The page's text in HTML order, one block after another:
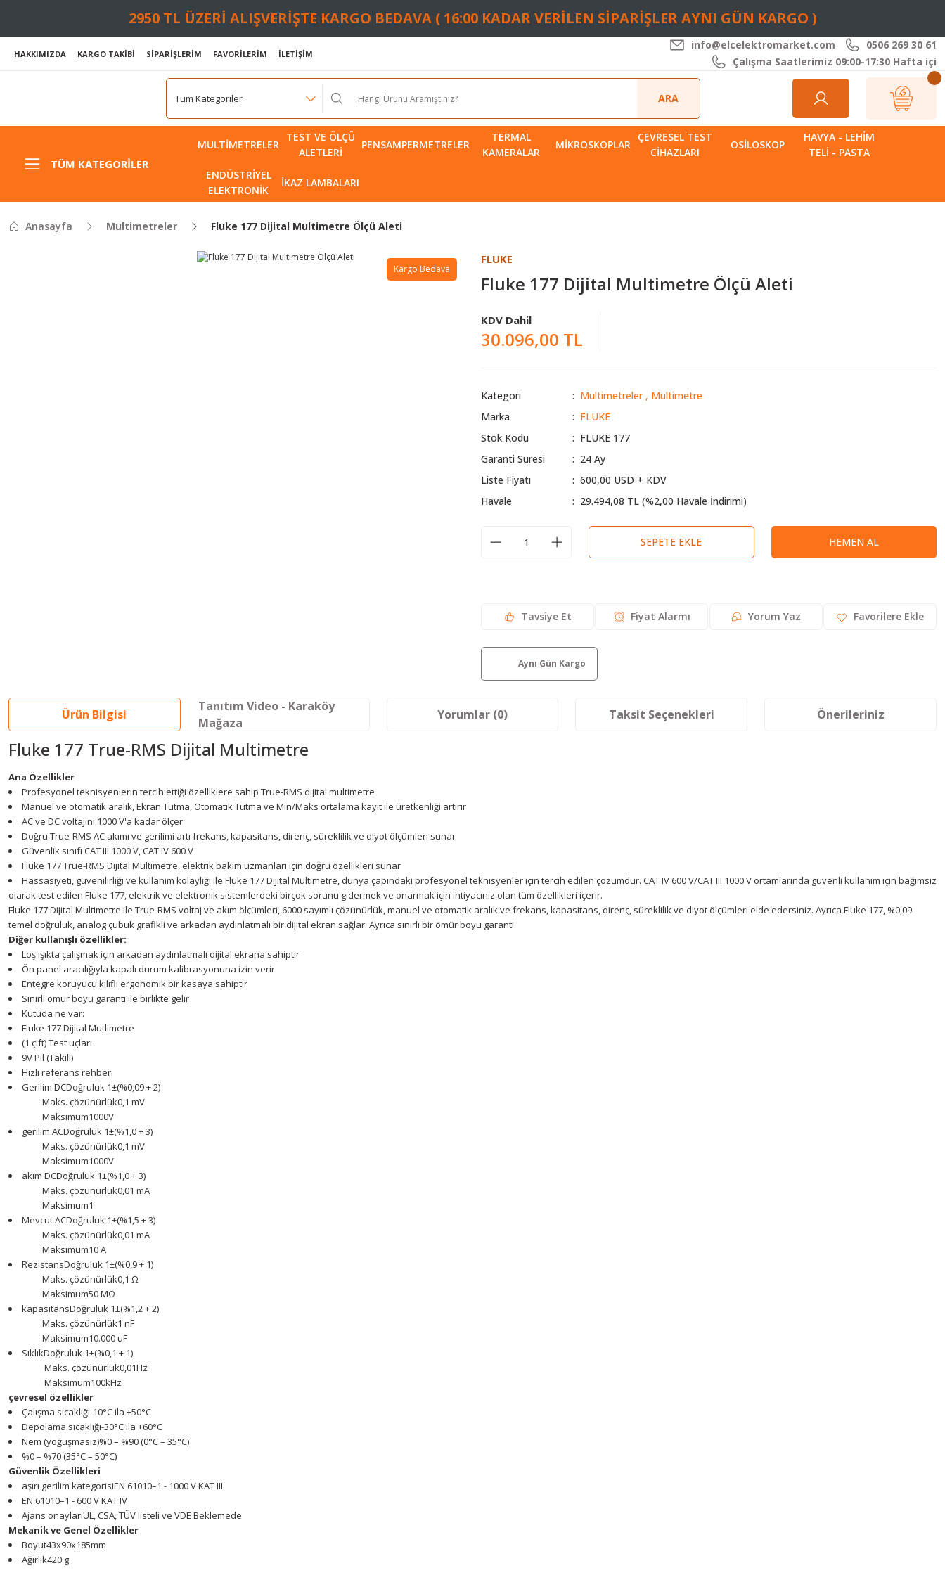
2950 TL ÜZERİ ALIŞVERİŞTE KARGO BEDAVA ( 16:00 KADAR VERİLEN SİPARİŞLER AYNI GÜN KARGO )
HAKKIMIZDA KARGO TAKİBİ SİPARİŞLERİM FAVORİLERİM İLETİŞİM
info@elcelektromarket.com
0506 269 30 61
Çalışma Saatlerimiz 09:00-17:30 Hafta içi
ARA
TÜM KATEGORILER
MULTIMETRELER
TEST VE ÖLÇÜ
ALETLERI
PENSAMPERMETRELER
TERMAL
KAMERALAR
MIKROSKOPLAR
ÇEVRESEL TEST
CIHAZLARI
OSILOSKOP
HAVYA - LEHIM
TELI - PASTA
ENDÜSTRIYEL
ELEKTRONIK
İKAZ LAMBALARI
Anasayfa Multimetreler Fluke 177 Dijital Multimetre Ölçü Aleti
Kargo Bedava
FLUKE
Fluke 177 Dijital Multimetre Ölçü Aleti
KDV Dahil
30.096,00 TL
Kategori Multimetreler , Multimetre
Marka
FLUKE
Stok Kodu
FLUKE 177
Garanti Süresi
24 Ay
Liste Fiyatı
600,00 USD + KDV
Havale
29.494,08 TL (%2,00 Havale İndirimi)
SEPETE EKLE HEMEN AL
Tavsiye Et Fiyat Alarmı Yorum Yaz
Aynı Gün Kargo
Ürün Bilgisi
Tanıtım Video - Karaköy
Mağaza
Yorumlar (0) Taksit Seçenekleri Önerileriniz
Fluke 177 True-RMS Dijital Multimetre
Ana Özellikler
Profesyonel teknisyenlerin tercih ettiği özelliklere sahip True-RMS dijital multimetre
Manuel ve otomatik aralık, Ekran Tutma, Otomatik Tutma ve Min/Maks ortalama kayıt ile üretkenliği artırır
AC ve DC voltajını 1000 V'a kadar ölçer
Doğru True-RMS AC akımı ve gerilimi artı frekans, kapasitans, direnç, süreklilik ve diyot ölçümleri sunar
Güvenlik sınıfı CAT III 1000 V, CAT IV 600 V
Fluke 177 True-RMS Dijital Multimetre, elektrik bakım uzmanları için doğru özellikleri sunar
Hassasiyeti, güvenilirliği ve kullanım kolaylığı ile Fluke 177 Dijital Multimetre, dünya çapındaki profesyonel teknisyenler için tercih edilen çözümdür. CAT IV 600 V/CAT III 1000 V ortamlarında güvenli kullanım için bağımsız
olarak test edilen Fluke 177, elektrik ve elektronik sistemlerdeki birçok sorunu gidermek ve onarmak için ihtiyacınız olan tüm özellikleri içerir.
Fluke 177 Dijital Multimetre ile True-RMS voltaj ve akım ölçümleri, 6000 sayımlı çözünürlük, manuel ve otomatik aralık ve frekans, kapasitans, direnç, süreklilik ve diyot ölçümleri elde edersiniz. Ayrıca Fluke 177, %0,09
temel doğruluk, analog çubuk grafikli ve arkadan aydınlatmalı bir dijital ekran sağlar. Ayrıca sınırlı bir ömür boyu garanti.
Diğer kullanışlı özellikler:
Loş ışıkta çalışmak için arkadan aydınlatmalı dijital ekrana sahiptir
Ön panel aracılığıyla kapalı durum kalibrasyonuna izin verir
Entegre koruyucu kılıflı ergonomik bir kasaya sahiptir
Sınırlı ömür boyu garanti ile birlikte gelir
Kutuda ne var:
Fluke 177 Dijital Mutlimetre
(1 çift) Test uçları
9V Pil (Takılı)
Hızlı referans rehberi
Gerilim DCDoğruluk 1±(%0,09 + 2)
Maks. çözünürlük0,1 mV
Maksimum1000V
gerilim ACDoğruluk 1±(%1,0 + 3)
Maks. çözünürlük0,1 mV
Maksimum1000V
akım DCDoğruluk 1±(%1,0 + 3)
Maks. çözünürlük0,01 mA
Maksimum1
Mevcut ACDoğruluk 1±(%1,5 + 3)
Maks. çözünürlük0,01 mA
Maksimum10 A
RezistansDoğruluk 1±(%0,9 + 1)
Maks. çözünürlük0,1 Ω
Maksimum50 MΩ
kapasitansDoğruluk 1±(%1,2 + 2)
Maks. çözünürlük1 nF
Maksimum10.000 uF
SıklıkDoğruluk 1±(%0,1 + 1)
Maks. çözünürlük0,01Hz
Maksimum100kHz
çevresel özellikler
Çalışma sıcaklığı-10°C ila +50°C
Depolama sıcaklığı-30°C ila +60°C
Nem (yoğuşmasız)%0 – %90 (0°C – 35°C)
%0 – %70 (35°C – 50°C)
Güvenlik Özellikleri
aşırı gerilim kategorisiEN 61010–1 - 1000 V KAT III
EN 61010–1 - 600 V KAT IV
Ajans onaylarıUL, CSA, TÜV listeli ve VDE Beklemede
Mekanik ve Genel Özellikler
Boyut43x90x185mm
Ağırlık420 g